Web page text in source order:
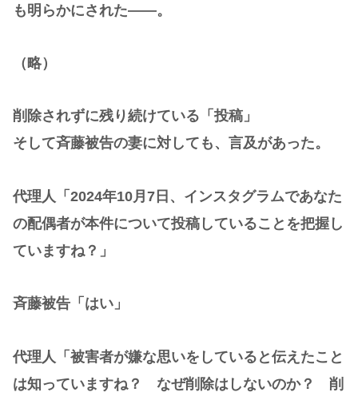
も明らかにされた——。
（略）
削除されずに残り続けている「投稿」
そして斉藤被告の妻に対しても、言及があった。
代理人「2024年10月7日、インスタグラムであなた
の配偶者が本件について投稿していることを把握し
ていますね？」
斉藤被告「はい」
代理人「被害者が嫌な思いをしていると伝えたこと
は知っていますね？ なぜ削除はしないのか？ 削